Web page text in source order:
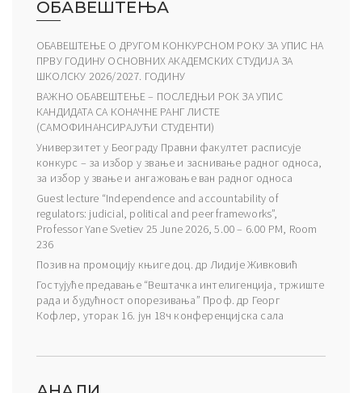
ОБАВЕШТЕЊА
ОБАВЕШТЕЊЕ О ДРУГОМ КОНКУРСНОМ РОКУ ЗА УПИС НА
ПРВУ ГОДИНУ ОСНОВНИХ АКАДЕМСКИХ СТУДИЈА ЗА
ШКОЛСКУ 2026/2027. ГОДИНУ
ВАЖНО ОБАВЕШТЕЊЕ – ПОСЛЕДЊИ РОК ЗА УПИС
КАНДИДАТА СА КОНАЧНЕ РАНГ ЛИСТЕ
(САМОФИНАНСИРАЈУЋИ СТУДЕНТИ)
Универзитет у Београду Правни факултет расписује
конкурс – за избор у звање и заснивање радног односа,
за избор у звање и ангажовање ван радног односа
Guest lecture “Independence and accountability of
regulators: judicial, political and peer frameworks”,
Professor Yane Svetiev 25 June 2026, 5.00 – 6.00 PM, Room
236
Позив на промоцију књиге доц. др Лидије Живковић
Гостујуће предавање “Вештачка интелигенција, тржиште
рада и будућност опорезивања” Проф. др Георг
Кофлер, уторак 16. јун 18ч конференцијска сала